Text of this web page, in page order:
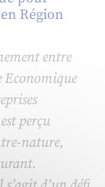
Région
entre
Economique
perçu
nature,